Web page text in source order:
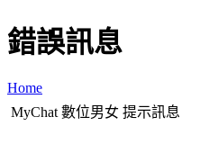
錯誤訊息
Home
MyChat 數位男女 提示訊息